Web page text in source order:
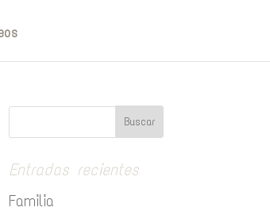
Entradas recientes
Familia